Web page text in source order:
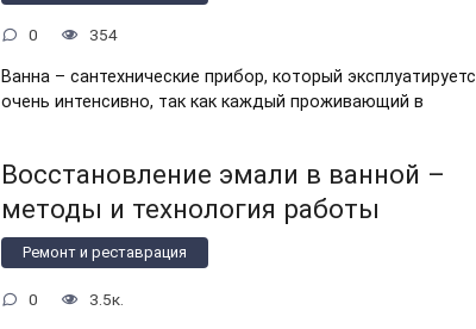
0 354
Ванна – сантехнические прибор, который
очень интенсивно, так как каждый проживающий в
Восстановление эмали в ванной –
методы и технология работы
Ремонт и реставрация
0 3.5к.